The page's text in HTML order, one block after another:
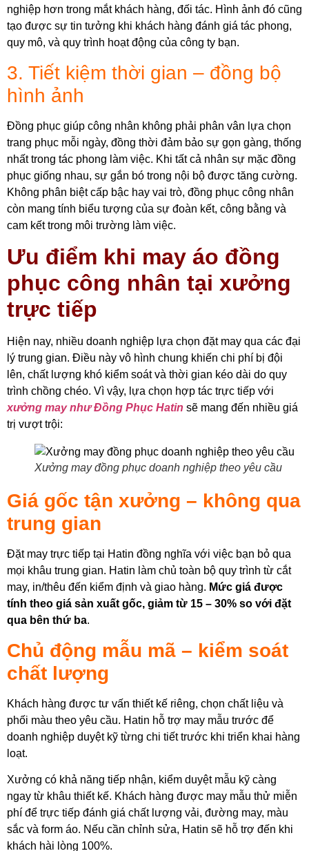
nghiệp hơn trong mắt khách hàng, đối tác. Hình ảnh đó cũng
tạo được sự tin tưởng khi khách hàng đánh giá tác phong,
quy mô, và quy trình hoạt động của công ty bạn.
3. Tiết kiệm thời gian – đồng bộ
hình ảnh
Đồng phục giúp công nhân không phải phân vân lựa chọn
trang phục mỗi ngày, đồng thời đảm bảo sự gọn gàng, thống
nhất trong tác phong làm việc. Khi tất cả nhân sự mặc đồng
phục giống nhau, sự gắn bó trong nội bộ được tăng cường.
Không phân biệt cấp bậc hay vai trò, đồng phục công nhân
còn mang tính biểu tượng của sự đoàn kết, công bằng và
cam kết trong môi trường làm việc.
Ưu điểm khi may áo đồng
phục công nhân tại xưởng
trực tiếp
Hiện nay, nhiều doanh nghiệp lựa chọn đặt may qua các đại
lý trung gian. Điều này vô hình chung khiến chi phí bị đội
lên, chất lượng khó kiểm soát và thời gian kéo dài do quy
trình chồng chéo. Vì vậy, lựa chọn hợp tác trực tiếp với
xưởng may như Đồng Phục Hatin sẽ mang đến nhiều giá
trị vượt trội:
Xưởng may đồng phục doanh nghiệp theo yêu cầu
Giá gốc tận xưởng – không qua
trung gian
Đặt may trực tiếp tại Hatin đồng nghĩa với việc bạn bỏ qua
mọi khâu trung gian. Hatin làm chủ toàn bộ quy trình từ cắt
may, in/thêu đến kiểm định và giao hàng. Mức giá được
tính theo giá sản xuất gốc, giảm từ 15 – 30% so với đặt
qua bên thứ ba.
Chủ động mẫu mã – kiểm soát
chất lượng
Khách hàng được tư vấn thiết kế riêng, chọn chất liệu và
phối màu theo yêu cầu. Hatin hỗ trợ may mẫu trước để
doanh nghiệp duyệt kỹ từng chi tiết trước khi triển khai hàng
loạt.
Xưởng có khả năng tiếp nhận, kiểm duyệt mẫu kỹ càng
ngay từ khâu thiết kế. Khách hàng được may mẫu thử miễn
phí để trực tiếp đánh giá chất lượng vải, đường may, màu
sắc và form áo. Nếu cần chỉnh sửa, Hatin sẽ hỗ trợ đến khi
khách hài lòng 100%.